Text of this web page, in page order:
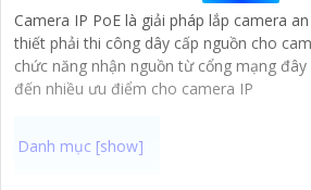
Camera IP PoE là giải pháp lắp camera
thiết phải thi công dây cấp nguồn cho
chức năng nhận nguồn từ cổng mạng
đến nhiều ưu điểm cho camera IP